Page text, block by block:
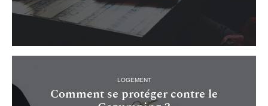
LOGEMENT
Comment se protéger contre le